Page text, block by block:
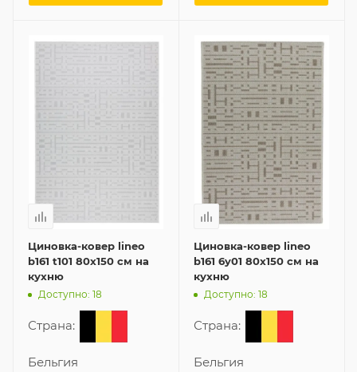
Циновка-ковер lineo
b161 t101 80x150 см на
кухню
Доступно: 18
Страна:
Бельгия
Циновка-ковер lineo
b161 6y01 80x150 см на
кухню
Доступно: 18
Страна:
Бельгия